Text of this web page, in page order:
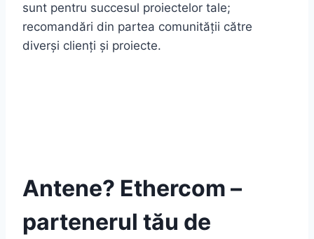
sunt pentru succesul proiectelor tale;
recomandări din partea comunității către
diverși clienți și proiecte.
Antene? Ethercom –
partenerul tău de